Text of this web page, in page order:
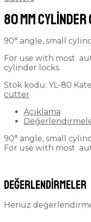
80 mm
90° angle, small
For use with most
cylinder locks.
Stok kodu: YL-80
cutter
Açıklama
90° angle, small
For use with most
Değerlendirmeler
Henüz değerlendirme